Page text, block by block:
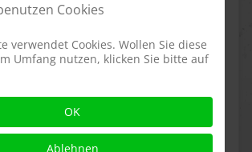
Cookies
verwendet Cookies. Wollen Sie diese
Umfang nutzen, klicken Sie bitte auf
OK
Ablehnen